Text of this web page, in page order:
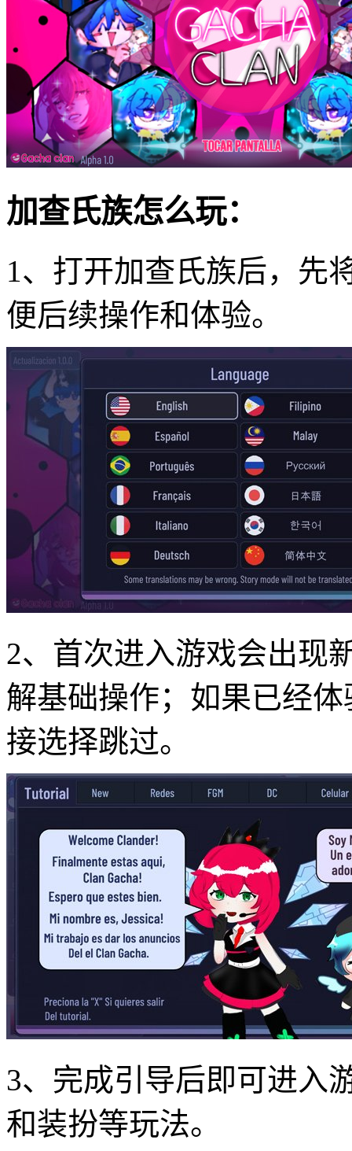
加查氏族怎么玩：
1、打开加查氏族后，先
便后续操作和体验。
2、首次进入游戏会出现
解基础操作；如果已经
接选择跳过。
3、完成引导后即可进入
和装扮等玩法。